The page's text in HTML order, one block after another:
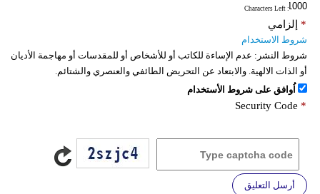
سيارات
: Characters Left
إلزامي *
شروط الاستخدام
شروط النشر: عدم الإساءة للكاتب أو للأشخاص أو للمقدسات أو مهاجمة الأديان
أو الذات الالهية. والابتعاد عن التحريض الطائفي والعنصري والشتائم.
اُوافق على شروط الأستخدام
Security Code *
أرسل التعليق